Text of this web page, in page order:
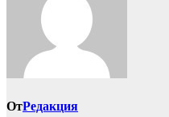
ОтРедакция